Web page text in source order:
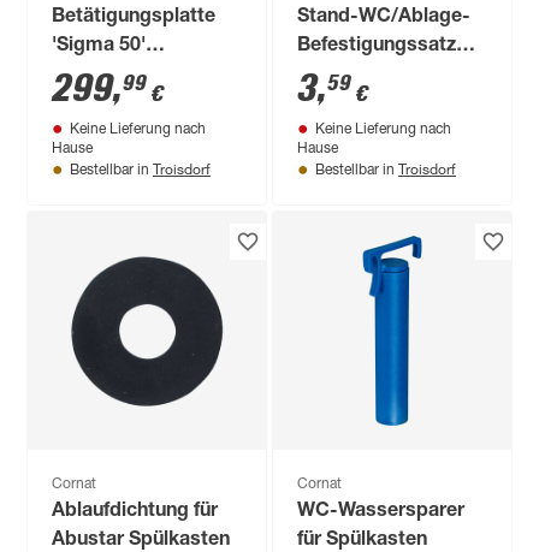
Betätigungsplatte
'Sigma 50'
verchromt
Betonoptik, für 2-
Mengen-Spülung
299,99 €
Keine Lieferung nach
Hause
Bestellbar in Troisdorf
Stand-WC/Ablage-
Befestigungssatz
manhattan M6 x 70
mm
3,59 €
Keine Lieferung nach
Hause
Bestellbar in Troisdorf
Cornat
Ablaufdichtung für
Abustar Spülkasten
Cornat
WC-Wassersparer
für Spülkasten